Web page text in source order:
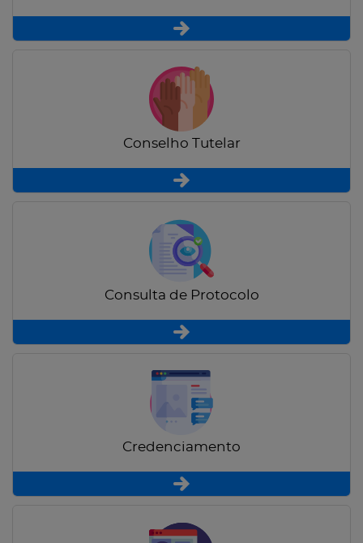
Conselho Tutelar
Consulta de Protocolo
Credenciamento